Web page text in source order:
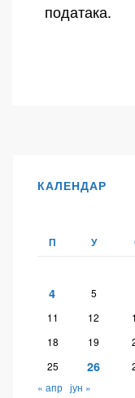
података.
КАЛЕНДАР
П У
4 5
11
12
18
19
25
26
« апр јун »